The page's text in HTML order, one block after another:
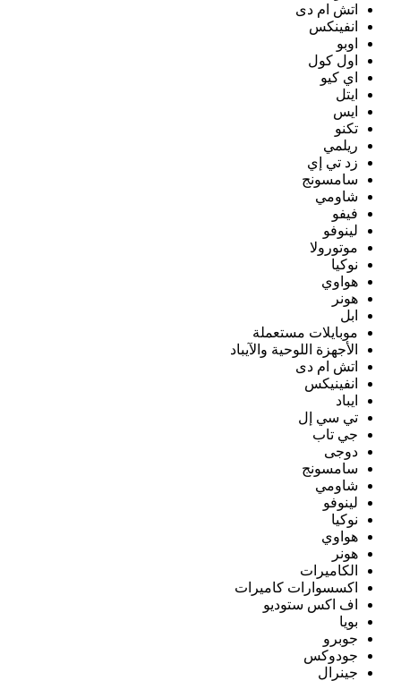
اتش ام دى
انفينكس
اوبو
اول كول
اي كيو
ايتل
ايس
تكنو
ريلمي
زد تي إي
سامسونج
شاومي
فيفو
لينوفو
موتورولا
نوكيا
هواوي
هونر
ابل
موبايلات مستعملة
الأجهزة اللوحية والآيباد
اتش ام دى
انفينيكس
ايباد
تي سي إل
جي تاب
دوجى
سامسونج
شاومي
لينوفو
نوكيا
هواوي
هونر
الكاميرات
اكسسوارات كاميرات
اف اكس ستوديو
بويا
جوبرو
جودوكس
جينرال